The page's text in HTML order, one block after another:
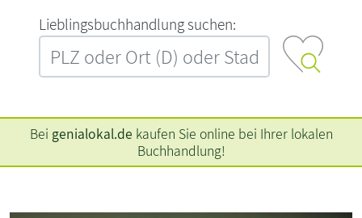
L‍i‍e‍b‍l‍i‍n‍g‍s‍b‍u‍c‍h‍h‍a‍n‍d‍l‍u‍n‍g‍ ‍s‍u‍c‍h‍e‍n‍:‍
Bei genialokal.de kaufen Sie online bei Ihrer lokalen
Buchhandlung!